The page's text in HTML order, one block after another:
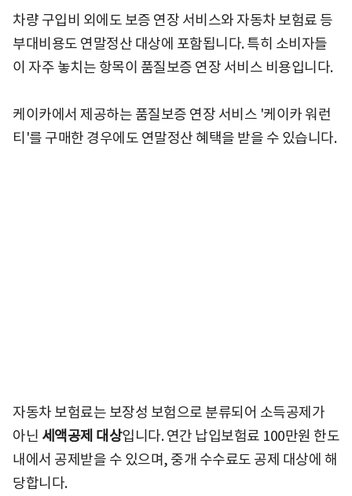
차량 구입비 외에도 보증 연장 서비스와 자동차 보험료 등
부대비용도 연말정산 대상에 포함됩니다. 특히 소비자들
이 자주 놓치는 항목이 품질보증 연장 서비스 비용입니다.
케이카에서 제공하는 품질보증 연장 서비스 '케이카 워런
티'를 구매한 경우에도 연말정산 혜택을 받을 수 있습니다.
자동차 보험료는 보장성 보험으로 분류되어 소득공제가
아닌 세액공제 대상입니다. 연간 납입보험료 100만원 한도
내에서 공제받을 수 있으며, 중개 수수료도 공제 대상에 해
당합니다.